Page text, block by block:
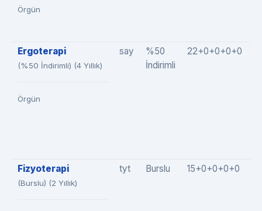
Örgün
Ergoterapi
(%50 İndirimli) (4 Yıllık)
Örgün
say
%50
İndirimli
22+0+0+0+0
Fizyoterapi
(Burslu) (2 Yıllık)
tyt Burslu 15+0+0+0+0